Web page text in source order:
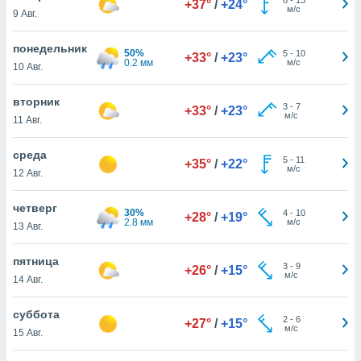
действия
рекламу
нашей
cookie
cookie
в
нашего
9 Авг.
+37° / +24°
м/с
понедельник
10 Авг.
50%
0.2 мм
+33° / +23° 5- 10
м/с
вторник
11 Авг.
+33° / +23° 3- 7
м/с
среда
12 Авг.
+35° / +22° 5- 11
м/с
четверг
13 Авг.
30%
2.8 мм
+28° / +19° 4- 10
м/с
пятница
14 Авг.
+26° / +15° 3- 9
м/с
суббота
15 Авг.
+27° / +15° 2- 6
м/с